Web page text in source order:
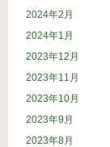
2024年2月
2024年1月
2023年12月
2023年11月
2023年10月
2023年9月
2023年8月